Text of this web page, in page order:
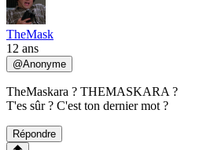
TheMask
12 ans
@Anonyme
TheMaskara ? THEMASKARA ?
T'es sûr ? C'est ton dernier mot ?
Répondre